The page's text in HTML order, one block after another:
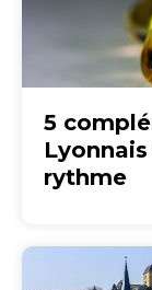
5
rythme